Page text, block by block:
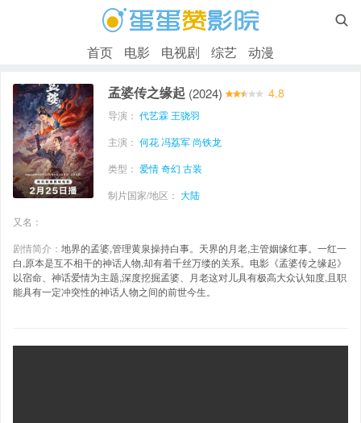

首页 电影 电视剧 综艺 动漫
孟婆传之缘起 (2024) 4.8
导演： 代艺霖 王骁羽
主演： 何花 冯荔军尚铁龙
类型： 爱情奇幻 古装
制片国家/地区： 大陆
又名：
剧情简介： 地界的孟婆,管理黄泉操持白事。天界的月老,主管姻缘红事。一红一
白,原本是互不相干的神话人物,却有着千丝万缕的关系。电影《孟婆传之缘起》
以宿命、神话爱情为主题,深度挖掘孟婆、月老这对儿具有极高大众认知度,且职
能具有一定冲突性的神话人物之间的前世今生。